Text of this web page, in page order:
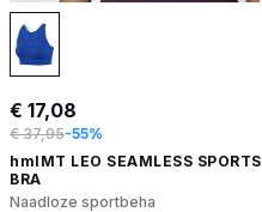
€ 17,08
€ 37,95-55%
hmlMT LEO SEAMLESS SPORTS
BRA
Naadloze sportbeha